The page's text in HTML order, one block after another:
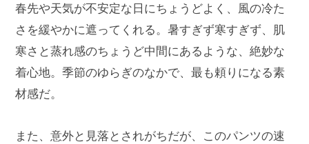
春先や天気が不安定な日にちょうどよく、風の冷た
さを緩やかに遮ってくれる。暑すぎず寒すぎず、肌
寒さと蒸れ感のちょうど中間にあるような、絶妙な
着心地。季節のゆらぎのなかで、最も頼りになる素
材感だ。
また、意外と見落とされがちだが、このパンツの速